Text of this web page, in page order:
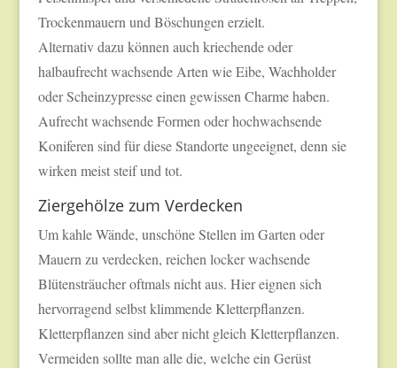
Trockenmauern und Böschungen erzielt.
Alternativ dazu können auch kriechende oder
halbaufrecht wachsende Arten wie Eibe, Wachholder
oder Scheinzypresse einen gewissen Charme haben.
Aufrecht wachsende Formen oder hochwachsende
Koniferen sind für diese Standorte ungeeignet, denn sie
wirken meist steif und tot.
Ziergehölze zum Verdecken
Um kahle Wände, unschöne Stellen im Garten oder
Mauern zu verdecken, reichen locker wachsende
Blütensträucher oftmals nicht aus. Hier eignen sich
hervorragend selbst klimmende Kletterpflanzen.
Kletterpflanzen sind aber nicht gleich Kletterpflanzen.
Vermeiden sollte man alle die, welche ein Gerüst